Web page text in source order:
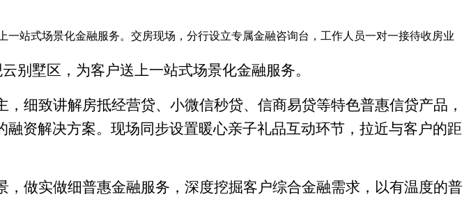
站式场景化金融服务。交房现场，分行设立专属金融咨询台，工作人员一对一接待收房业
别墅区， 为客户送上一站式场景化金融服务。
细致讲解房抵经营贷、小微信秒贷、信商易贷等特色普惠信贷产品，
资解决方案。现场同步设置暖心亲子礼品互动环节，拉近与客户的距
做实做细普惠金融服务，深度挖掘客户综合金融需求，以有温度的普